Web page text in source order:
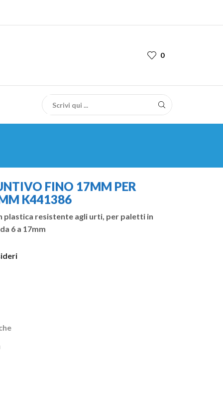
0
FINO 17MM PER
K441386
plastica resistente agli urti, per paletti in
6 a 17mm